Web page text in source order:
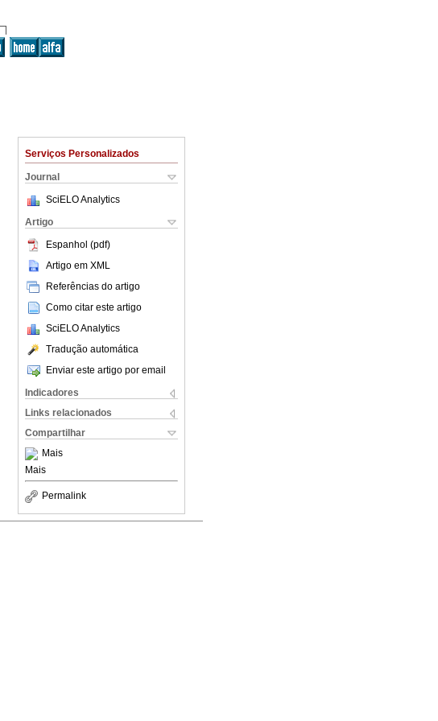
Serviços Personalizados
Journal
SciELO Analytics
Artigo
Espanhol (pdf)
Artigo em XML
Referências do artigo
Como citar este artigo
SciELO Analytics
Tradução automática
Enviar este artigo por email
Indicadores
Links relacionados
Compartilhar
Mais
Mais
Permalink